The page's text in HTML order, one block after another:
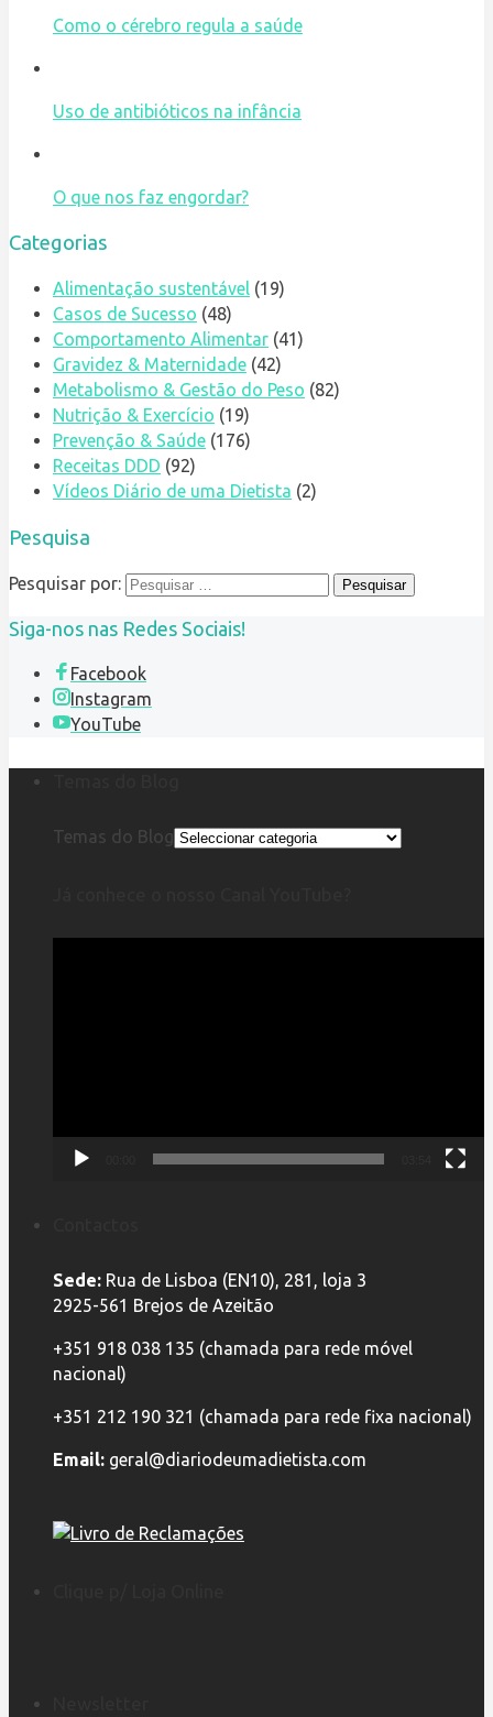
Como o cérebro regula a saúde
Uso de antibióticos na infância
O que nos faz engordar?
Categorias
Alimentação sustentável (19)
Casos de Sucesso (48)
Comportamento Alimentar (41)
Gravidez & Maternidade (42)
Metabolismo & Gestão do Peso (82)
Nutrição & Exercício (19)
Prevenção & Saúde (176)
Receitas DDD (92)
Vídeos Diário de uma Dietista (2)
Pesquisa
Pesquisar por:
Siga-nos nas Redes Sociais!
Facebook
Instagram
YouTube
Temas do Blog
Sede: Rua de Lisboa (EN10), 281, loja 3
2925-561 Brejos de Azeitão
+351 918 038 135 (chamada para rede móvel
nacional)
+351 212 190 321 (chamada para rede fixa nacional)
Email: geral@diariodeumadietista.com